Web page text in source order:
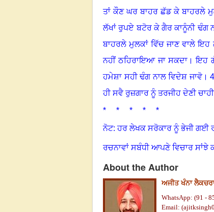
ਤਾਂ ਕੌਣ ਘਰ ਬਾਹਰ ਛੱਡ ਕੇ ਬਾਹਰਲੇ
ਲੱਖਾਂ ਰੁਪਏ ਬਟੋਰ ਕੇ ਗੈਰ ਕਾਨੂੰਨੀ ਢੰਗ
ਬਾਹਰਲੇ ਮੁਲਕਾਂ ਵਿੱਚ ਜਾਣ ਵਾਲੇ ਇਹ
ਨਹੀਂ ਠਹਿਰਾਇਆ ਜਾ ਸਕਦਾ । ਇਹ
ਹਮੇਸ਼ਾ ਸਹੀ ਢੰਗ ਨਾਲ ਵਿਦੇਸ਼ ਜਾਵੋ।
ਹੀ ਸਵੈ ਰੁਜ਼ਗਾਰ ਨੂੰ ਤਰਜੀਹ ਦੇਣੀ
* * * * *
ਨੋਟ: ਹਰ ਲੇਖਕ ਸਰੋਕਾਰ ਨੂੰ ਭੇਜੀ ਗਈ
ਰਚਨਾਵਾਂ ਸਬੰਧੀ ਆਪਣੇ ਵਿਚਾਰ ਸਾਂਝੇ
About the Author
ਅਜੀਤ ਖੰਨਾ
WhatsApp: (91 -
Email: